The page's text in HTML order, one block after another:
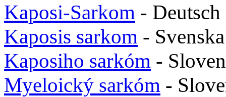
Kaposi-Sarkom -
Kaposis sarkom -
Kaposiho sarkóm -
Myeloický sarkóm -